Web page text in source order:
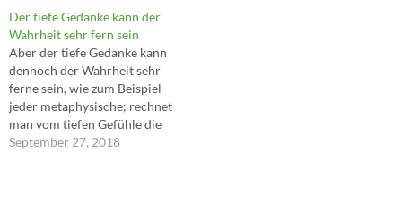
Der tiefe Gedanke kann der
Wahrheit sehr fern sein
Aber der tiefe Gedanke kann
dennoch der Wahrheit sehr
ferne sein, wie zum Beispiel
jeder metaphysische; rechnet
man vom tiefen Gefühle die
beigemischten
September 27, 2018